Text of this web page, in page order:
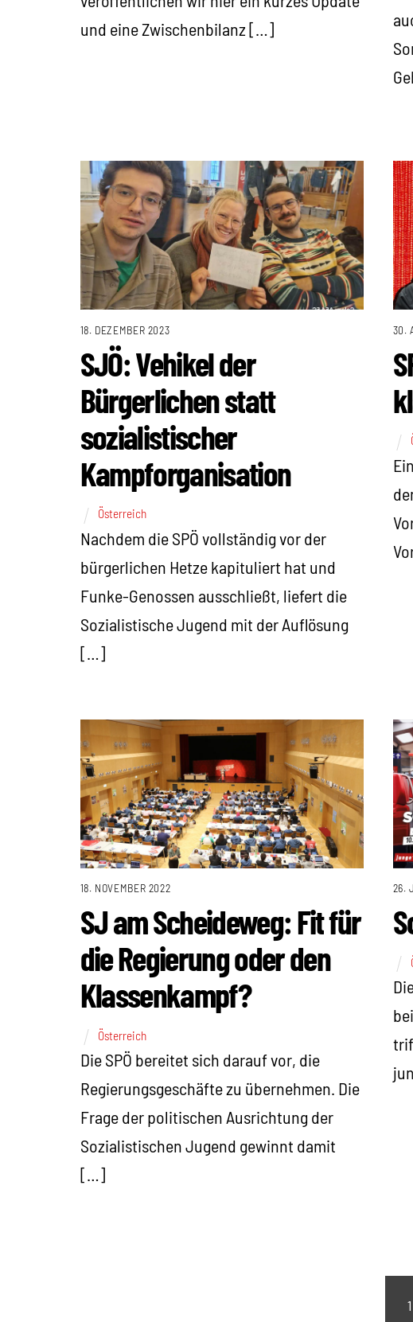
und eine Zwischenbilanz […]
18. DEZEMBER 2023
SJÖ: Vehikel der
Bürgerlichen statt
sozialistischer
Kampforganisation
Österreich
Nachdem die SPÖ vollständig vor der
bürgerlichen Hetze kapituliert hat und
Funke-Genossen ausschließt, liefert die
Sozialistische Jugend mit der Auflösung
[…]
30.
18. NOVEMBER 2022
SJ am Scheideweg: Fit für
die Regierung oder den
Klassenkampf?
Österreich
Die SPÖ bereitet sich darauf vor, die
Regierungsgeschäfte zu übernehmen. Die
Frage der politischen Ausrichtung der
Sozialistischen Jugend gewinnt damit
[…]
26.
1